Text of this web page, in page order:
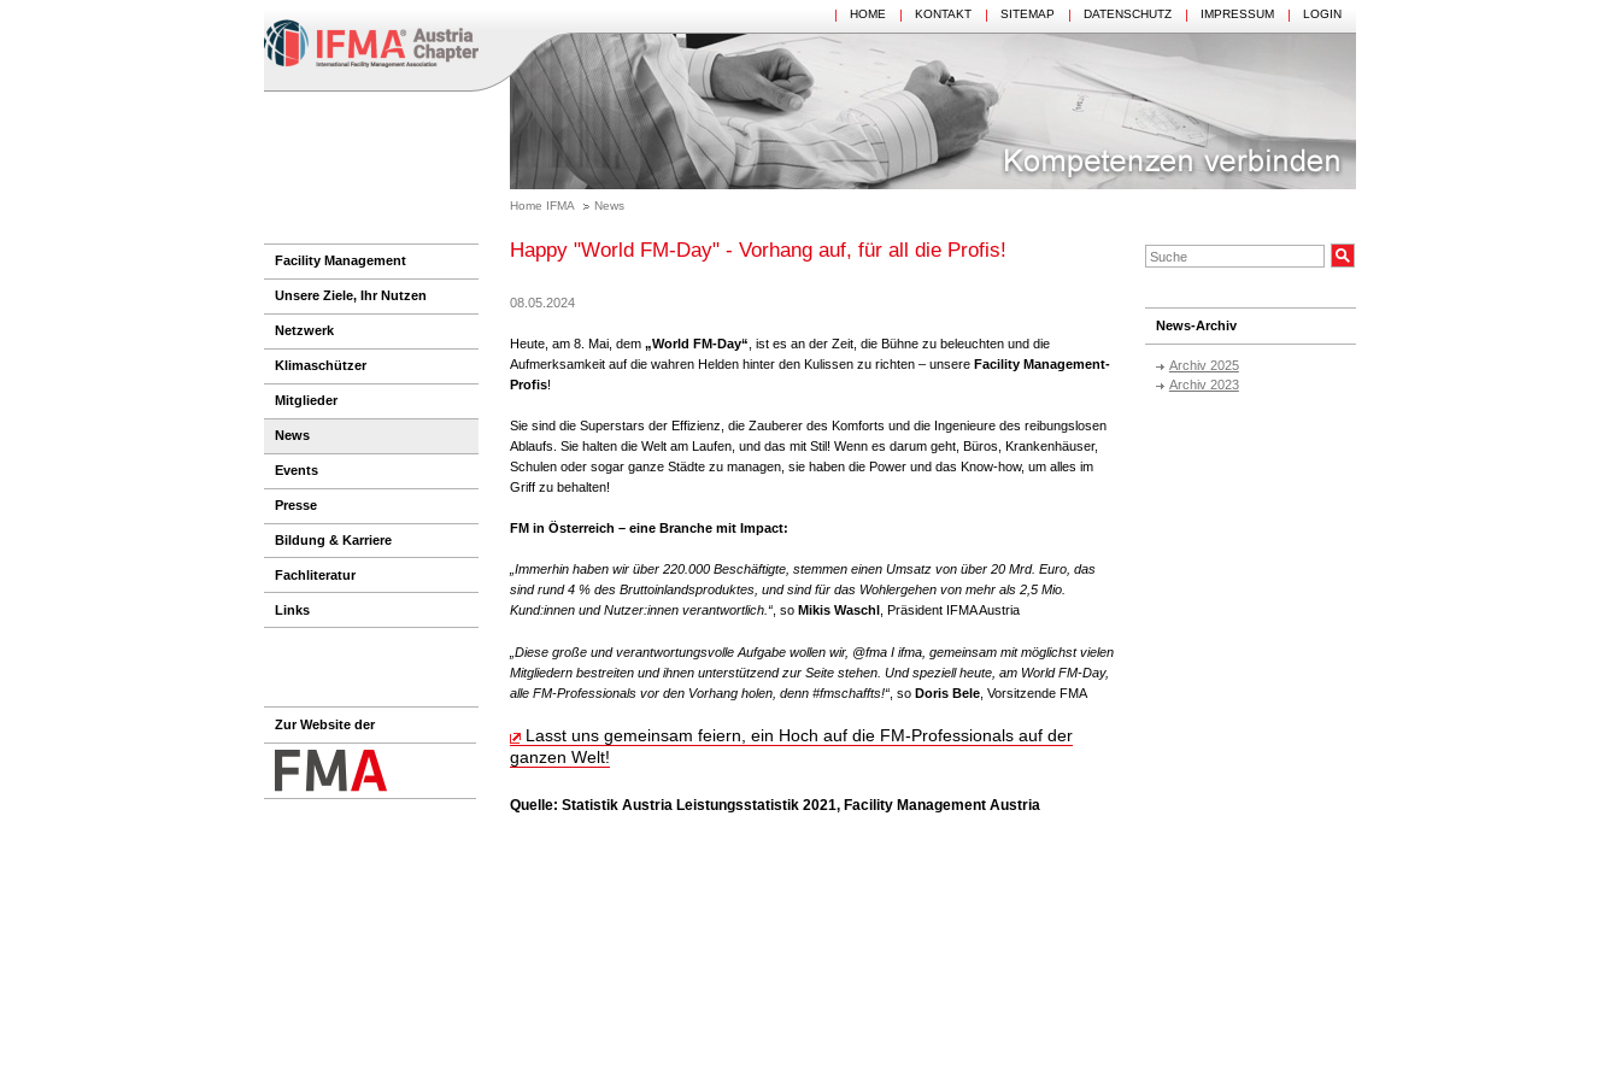
HOME KONTAKT SITEMAP DATENSCHUTZ IMPRESSUM LOGIN
Home IFMA News
Facility Management
Unsere Ziele, Ihr Nutzen
Netzwerk
Klimaschützer
Mitglieder
News
Events
Presse
Bildung & Karriere
Fachliteratur
Links
Zur Website der
News-Archiv
Archiv 2025
Archiv 2023
Happy "World FM-Day" - Vorhang auf, für all die Profis!
08.05.2024
Heute, am 8. Mai, dem „World FM-Day“ , ist es an der Zeit, die Bühne zu beleuchten und die
Aufmerksamkeit auf die wahren Helden hinter den Kulissen zu richten – unsere Facility Management-
Profis!
Sie sind die Superstars der Effizienz, die Zauberer des Komforts und die Ingenieure des reibungslosen
Ablaufs. Sie halten die Welt am Laufen, und das mit Stil! Wenn es darum geht, Büros, Krankenhäuser,
Schulen oder sogar ganze Städte zu managen, sie haben die Power und das Know-how, um alles im
Griff zu behalten!
FM in Österreich – eine Branche mit Impact:
„Immerhin haben wir über 220.000 Beschäftigte, stemmen einen Umsatz von über 20 Mrd. Euro, das
sind rund 4 % des Bruttoinlandsproduktes, und sind für das Wohlergehen von mehr als 2,5 Mio.
Kund:innen und Nutzer:innen verantwortlich.“, so Mikis Waschl , Präsident IFMA Austria
„Diese große und verantwortungsvolle Aufgabe wollen wir, @fma I ifma, gemeinsam mit möglichst vielen
Mitgliedern bestreiten und ihnen unterstützend zur Seite stehen. Und speziell heute, am World FM-Day,
alle FM-Professionals vor den Vorhang holen, denn #fmschaffts!“ , so Doris Bele , Vorsitzende FMA
Lasst uns gemeinsam feiern, ein Hoch auf die FM-Professionals auf der
ganzen Welt!
Quelle: Statistik Austria Leistungsstatistik 2021, Facility Management Austria